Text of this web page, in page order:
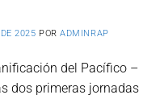
2025 PORADMINRAP
del Pacífico –
dos primeras jornadas